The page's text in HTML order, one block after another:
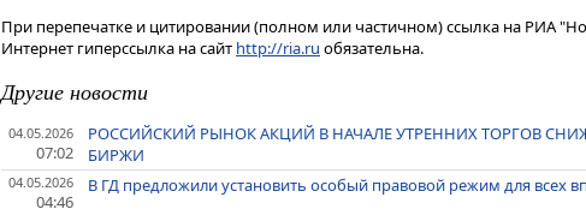
При перепечатке и цитировании (полном или частичном) ссылка на РИА
Интернет гиперссылка на сайт http://ria.ru обязательна.
Другие новости
04.05.2026
07:02
РОССИЙСКИЙ РЫНОК АКЦИЙ В НАЧАЛЕ УТРЕННИХ ТОРГОВ
БИРЖИ
04.05.2026
04:46
В ГД предложили установить особый правовой режим для всех